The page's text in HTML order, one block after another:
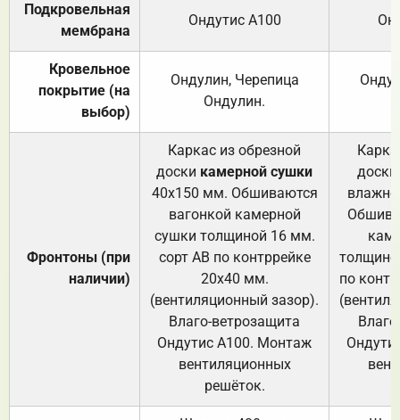
Подкровельная
мембрана
Ондутис А100
Кровельное
покрытие (на
выбор)
Ондулин, Черепица
Ондулин.
Фронтоны (при
наличии)
Каркас из обрезной
доски камерной сушки
40х150 мм. Обшиваются
вагонкой камерной
сушки толщиной 16 мм.
сорт АВ по контррейке
20х40 мм.
(вентиляционный зазор).
Влаго-ветрозащита
Ондутис А100. Монтаж
вентиляционных
решёток.
доски
по